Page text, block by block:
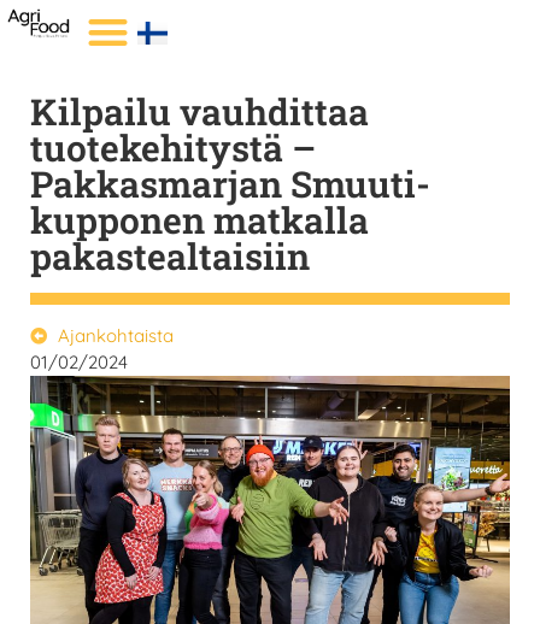
Kilpailu vauhdittaa
tuotekehitystä –
Pakkasmarjan Smuuti-
kupponen matkalla
pakastealtaisiin
Ajankohtaista
01/02/2024